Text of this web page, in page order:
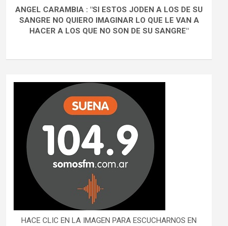
ANGEL CARAMBIA : "SI ESTOS JODEN A LOS DE SU
SANGRE NO QUIERO IMAGINAR LO QUE LE VAN A
HACER A LOS QUE NO SON DE SU SANGRE"
HACE CLIC EN LA IMAGEN PARA ESCUCHARNOS EN